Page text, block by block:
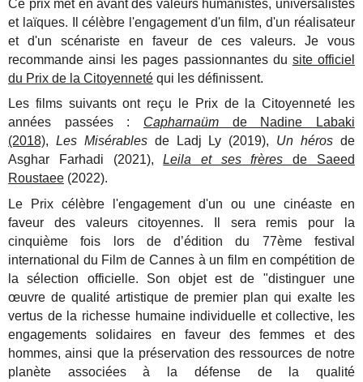
Ce prix met en avant des valeurs humanistes, universalistes
et laïques. Il célèbre l'engagement d'un film, d'un réalisateur
et d'un scénariste en faveur de ces valeurs. Je vous
recommande ainsi les pages passionnantes du site officiel
du Prix de la Citoyenneté qui les définissent.
Les films suivants ont reçu le Prix de la Citoyenneté les
années passées : Capharnaüm de Nadine Labaki
(2018), Les Misérablesde Ladj Ly (2019), Un héros de
Asghar Farhadi (2021),Leila et ses frèresde Saeed
Roustaee (2022).
Le Prix célèbre l'engagement d'un ou une cinéaste en
faveur des valeurs citoyennes. Il sera remis pour la
cinquième fois lors de d’édition du 77ème festival
international du Film de Cannes à un film en compétition de
la sélection officielle. Son objet est de "distinguer une
œuvre de qualité artistique de premier plan qui exalte les
vertus de la richesse humaine individuelle et collective, les
engagements solidaires en faveur des femmes et des
hommes, ainsi que la préservation des ressources de notre
planète associées à la défense de la qualité